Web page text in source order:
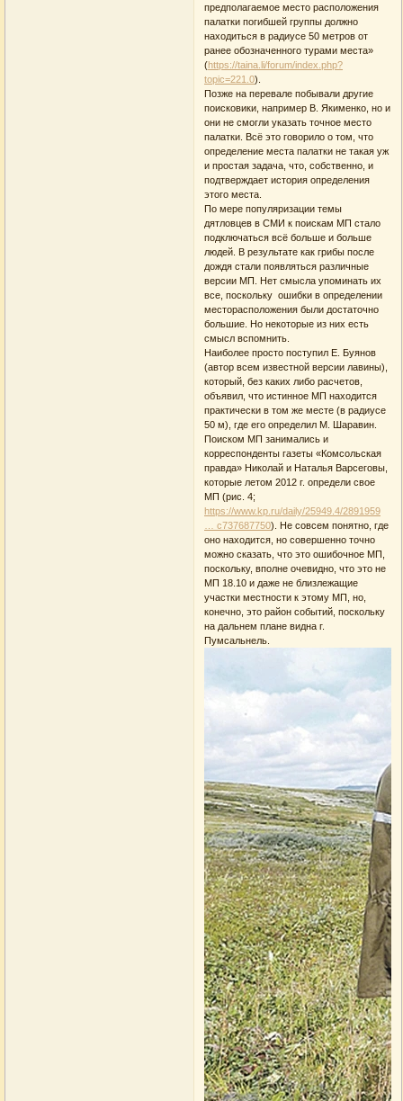
предполагаемое место расположения
палатки погибшей группы должно
находиться в радиусе 50 метров от
ранее обозначенного турами места»
(https://taina.li/forum/index.php?
topic=221.0).
Позже на перевале побывали другие
поисковики, например В. Якименко, но и
они не смогли указать точное место
палатки. Всё это говорило о том, что
определение места палатки не такая уж
и простая задача, что, собственно, и
подтверждает история определения
этого места.
По мере популяризации темы
дятловцев в СМИ к поискам МП стало
подключаться всё больше и больше
людей. В результате как грибы после
дождя стали появляться различные
версии МП. Нет смысла упоминать их
все, поскольку ошибки в определении
месторасположения были достаточно
большие. Но некоторые из них есть
смысл вспомнить.
Наиболее просто поступил Е. Буянов
(автор всем известной версии лавины),
который, без каких либо расчетов,
объявил, что истинное МП находится
практически в том же месте (в радиусе
50 м), где его определил М. Шаравин.
Поиском МП занимались и
корреспонденты газеты «Комсольская
правда» Николай и Наталья Варсеговы,
которые летом 2012 г. определи свое
МП (рис. 4;
https://www.kp.ru/daily/25949.4/2891959
… c737687750). Не совсем понятно, где
оно находится, но совершенно точно
можно сказать, что это ошибочное МП,
поскольку, вполне очевидно, что это не
МП 18.10 и даже не близлежащие
участки местности к этому МП, но,
конечно, это район событий, поскольку
на дальнем плане видна г.
Пумсальнель.